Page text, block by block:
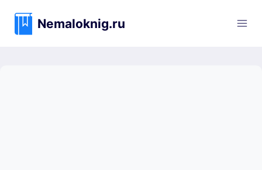
содержимому
Nemaloknig.ru